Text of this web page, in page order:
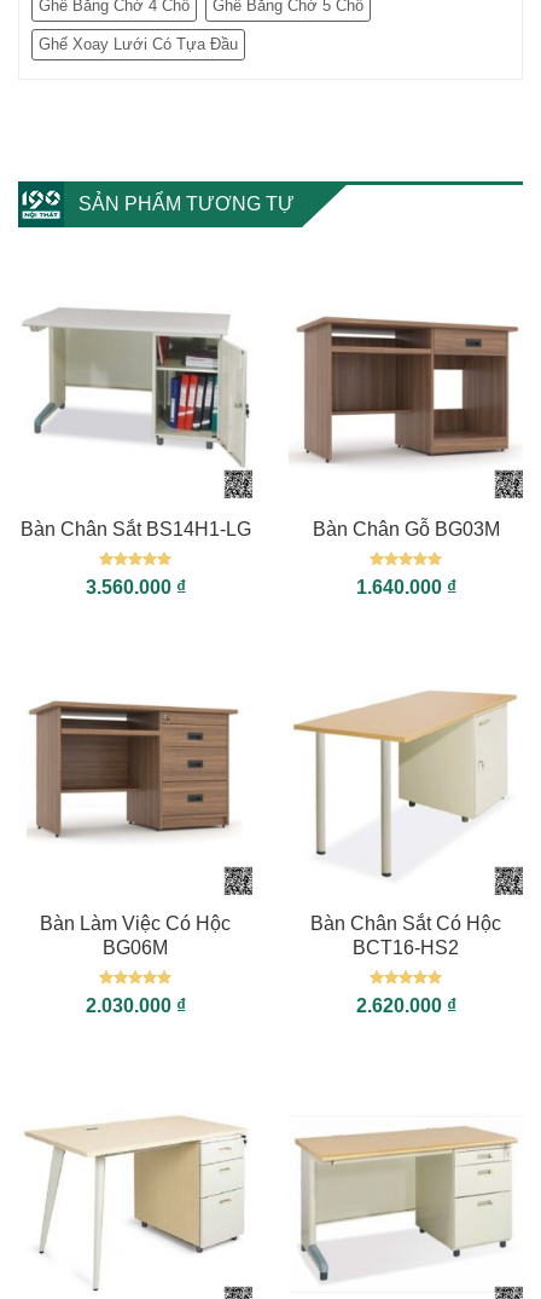
Ghế Băng Chờ 4 Chỗ Ghế Băng Chờ 5 Chỗ
Ghế Xoay Lưới Có Tựa Đầu
SẢN PHẨM TƯƠNG TỰ
Bàn Chân Sắt BS14H1-LG
Được xếp
hạng55
3.560.000 ₫
Bàn Chân Gỗ BG03M
Được xếp
hạng55
1.640.000 ₫
Bàn Làm Việc Có Hộc
BG06M
Được xếp
hạng55
2.030.000 ₫
Bàn Chân Sắt Có Hộc
BCT16-HS2
Được xếp
hạng55
2.620.000 ₫